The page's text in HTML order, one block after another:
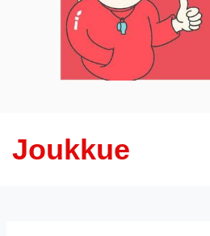
Joukkue